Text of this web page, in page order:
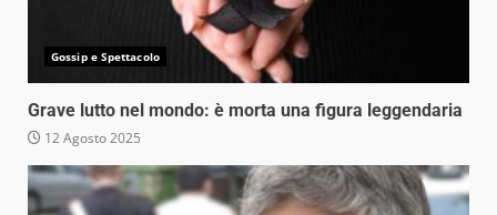
Gossip e Spettacolo
Grave lutto nel mondo: è morta una figura leggendaria
12 Agosto 2025